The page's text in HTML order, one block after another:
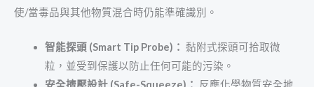
使/當毒品與其他物質混合時仍能準確識別。
智能探頭(Smart Tip Probe) ： 黏附式探頭可拾取微
粒，並受到保護以防止任何可能的污染。